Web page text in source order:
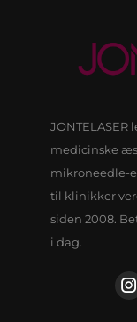
JONTELASER
medicinske
mikroneedle-
til klinikker
siden 2008.
i dag.